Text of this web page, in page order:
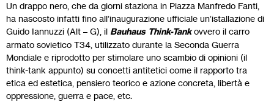
Un drappo nero, che da giorni staziona in Piazza Manfredo Fanti,
ha nascosto infatti fino all’inaugurazione ufficiale un’istallazione di
Guido Iannuzzi (Alt – G), il Bauhaus Think-Tankovvero il carro
armato sovietico T34, utilizzato durante la Seconda Guerra
Mondiale e riprodotto per stimolare uno scambio di opinioni (il
think-tank appunto) su concetti antitetici come il rapporto tra
etica ed estetica, pensiero teorico e azione concreta, libertà e
oppressione, guerra e pace, etc.